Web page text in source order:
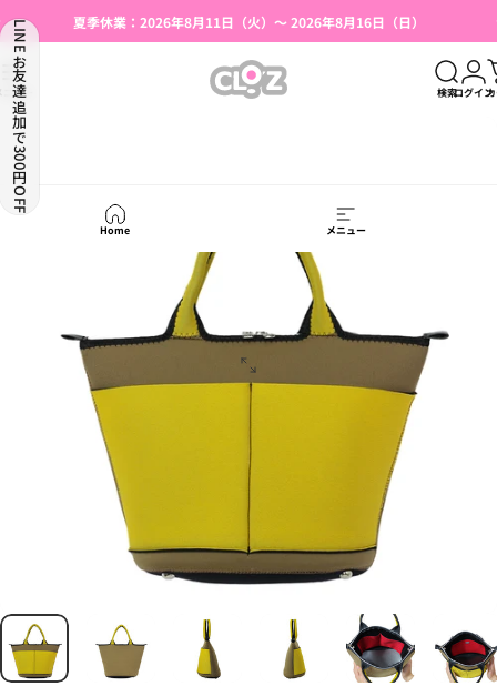
夏季休業：2026年8月11日（火）～ 2026年8月16日（日）
【本店限定】会員登録で500円OFFクーポン
湯たんぽ使用上のご注意（はじめての方へ）
スライドショーを一時停止
ュー CLO'Z｜クロッツ公式 検索ログイン
Home メニュー
LINEお友達追加で300円OFF